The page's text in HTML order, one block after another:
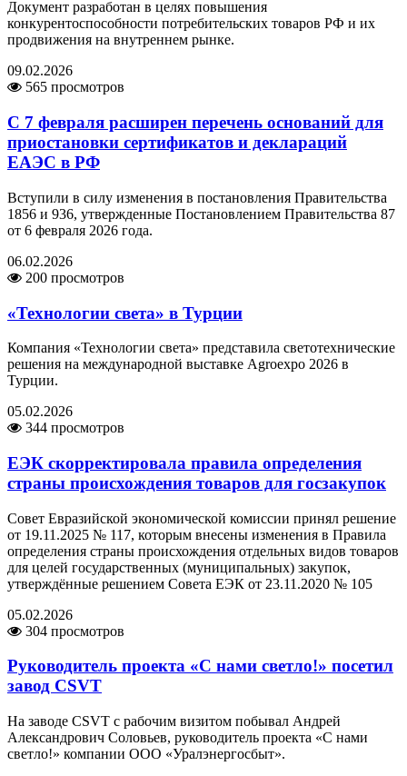
Документ разработан в целях повышения
конкурентоспособности потребительских товаров РФ и их
продвижения на внутреннем рынке.
09.02.2026
565 просмотров
С 7 февраля расширен перечень оснований для
приостановки сертификатов и деклараций
ЕАЭС в РФ
Вступили в силу изменения в постановления Правительства
1856 и 936, утвержденные Постановлением Правительства 87
от 6 февраля 2026 года.
06.02.2026
200 просмотров
«Технологии света» в Турции
Компания «Технологии света» представила светотехнические
решения на международной выставке Agroexpo 2026 в
Турции.
05.02.2026
344 просмотров
ЕЭК скорректировала правила определения
страны происхождения товаров для госзакупок
Совет Евразийской экономической комиссии принял решение
от 19.11.2025 № 117, которым внесены изменения в Правила
определения страны происхождения отдельных видов товаров
для целей государственных (муниципальных) закупок,
утверждённые решением Совета ЕЭК от 23.11.2020 № 105
05.02.2026
304 просмотров
Руководитель проекта «С нами светло!» посетил
завод CSVT
На заводе CSVT с рабочим визитом побывал Андрей
Александрович Соловьев, руководитель проекта «С нами
светло!» компании ООО «Уралэнергосбыт».